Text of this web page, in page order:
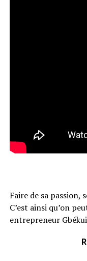
Faire de sa passion,
C’est ainsi qu’on
entrepreneur